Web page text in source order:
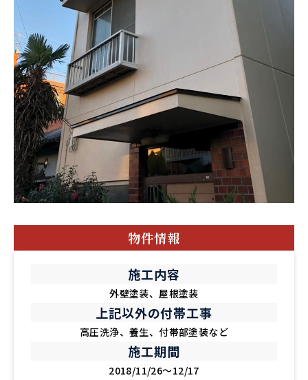
物件情報
施工内容
外壁塗装、屋根塗装
上記以外の付帯工事
高圧洗浄、養生、付帯部塗装など
施工期間
2018/11/26～12/17